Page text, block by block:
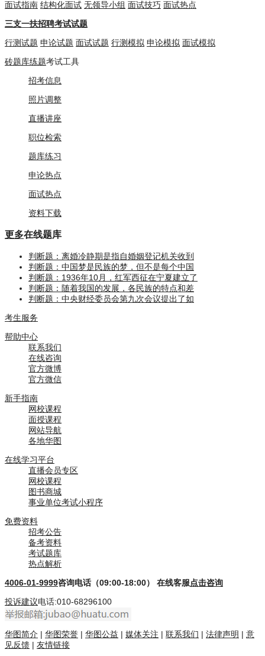
面试指南 结构化面试 无领导小组 面试技巧 面试热点
三支一扶招聘考试试题
行测试题 申论试题 面试试题 行测模拟 申论模拟 面试模拟
砖题库练题考试工具
招考信息
照片调整
直播讲座
职位检索
题库练习
申论热点
面试热点
资料下载
更多在线题库
判断题：离婚冷静期是指自婚姻登记机关收到
判断题：中国梦是民族的梦，但不是每个中国
判断题：1936年10月，红军西征在宁夏建立了
判断题：随着我国的发展，各民族的特点和差
判断题：中央财经委员会第九次会议提出了如
考生服务
帮助中心
联系我们
在线咨询
官方微博
官方微信
新手指南
网校课程
面授课程
网站导航
各地华图
在线学习平台
直播会员专区
网校课程
图书商城
事业单位考试小程序
免费资料
招考公告
备考资料
考试题库
热点解析
4006-01-9999咨询电话（09:00-18:00） 在线客服点击咨询
投诉建议电话:010-68296100
华图简介 | 华图荣誉 | 华图公益 | 媒体关注 | 联系我们 | 法律声明 | 意
见反馈 | 友情链接